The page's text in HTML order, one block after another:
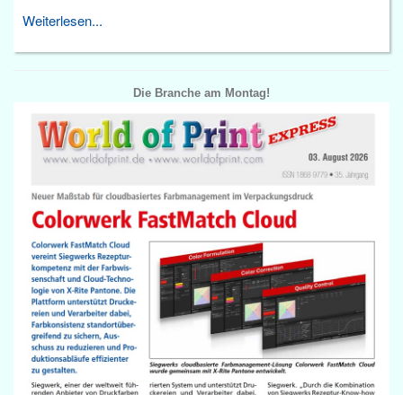
Weiterlesen...
Die Branche am Montag!